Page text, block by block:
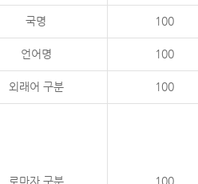
국명 100
언어명 100
외래어 구분 100
로마자 구분 100